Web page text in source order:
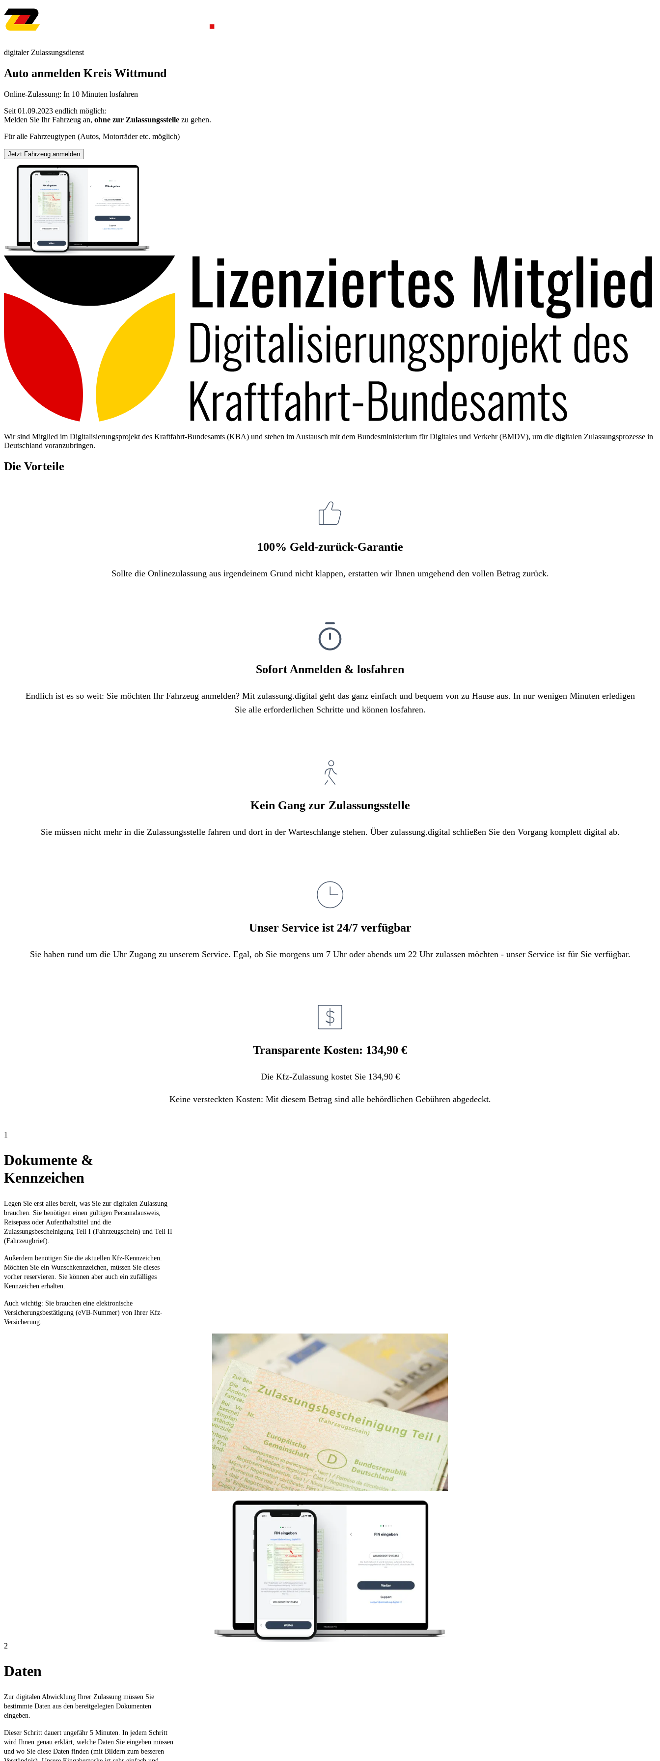
digitaler Zulassungsdienst
Auto anmelden Kreis Wittmund
Online-Zulassung: In 10 Minuten losfahren
Seit 01.09.2023 endlich möglich:
Melden Sie Ihr Fahrzeug an, ohne zur Zulassungsstelle zu gehen.
Für alle Fahrzeugtypen (Autos, Motorräder etc. möglich)
Jetzt Fahrzeug anmelden
Wir sind Mitglied im Digitalisierungsprojekt des Kraftfahrt-Bundesamts (KBA) und stehen im Austausch mit dem Bundesministerium für Digitales und Verkehr (BMDV), um die digitalen Zulassungsprozesse in
Deutschland voranzubringen.
Die Vorteile
100% Geld-zurück-Garantie
Sollte die Onlinezulassung aus irgendeinem Grund nicht klappen, erstatten wir Ihnen umgehend den vollen Betrag zurück.
Sofort Anmelden & losfahren
Endlich ist es so weit: Sie möchten Ihr Fahrzeug anmelden? Mit zulassung.digital geht das ganz einfach und bequem von zu Hause aus. In nur wenigen Minuten erledigen
Sie alle erforderlichen Schritte und können losfahren.
Kein Gang zur Zulassungsstelle
Sie müssen nicht mehr in die Zulassungsstelle fahren und dort in der Warteschlange stehen. Über zulassung.digital schließen Sie den Vorgang komplett digital ab.
Unser Service ist 24/7 verfügbar
Sie haben rund um die Uhr Zugang zu unserem Service. Egal, ob Sie morgens um 7 Uhr oder abends um 22 Uhr zulassen möchten - unser Service ist für Sie verfügbar.
Transparente Kosten: 134,90 €
Die Kfz-Zulassung kostet Sie 134,90 €
Keine versteckten Kosten: Mit diesem Betrag sind alle behördlichen Gebühren abgedeckt.
1
Dokumente &
Kennzeichen
Legen Sie erst alles bereit, was Sie zur digitalen Zulassung
brauchen. Sie benötigen einen gültigen Personalausweis,
Reisepass oder Aufenthaltstitel und die
Zulassungsbescheinigung Teil I (Fahrzeugschein) und Teil II
(Fahrzeugbrief).
Außerdem benötigen Sie die aktuellen Kfz-Kennzeichen.
Möchten Sie ein Wunschkennzeichen, müssen Sie dieses
vorher reservieren. Sie können aber auch ein zufälliges
Kennzeichen erhalten.
Auch wichtig: Sie brauchen eine elektronische
Versicherungsbestätigung (eVB-Nummer) von Ihrer Kfz-
Versicherung.
2
Daten
Zur digitalen Abwicklung Ihrer Zulassung müssen Sie
bestimmte Daten aus den bereitgelegten Dokumenten
eingeben.
Dieser Schritt dauert ungefähr 5 Minuten. In jedem Schritt
wird Ihnen genau erklärt, welche Daten Sie eingeben müssen
und wo Sie diese Daten finden (mit Bildern zum besseren